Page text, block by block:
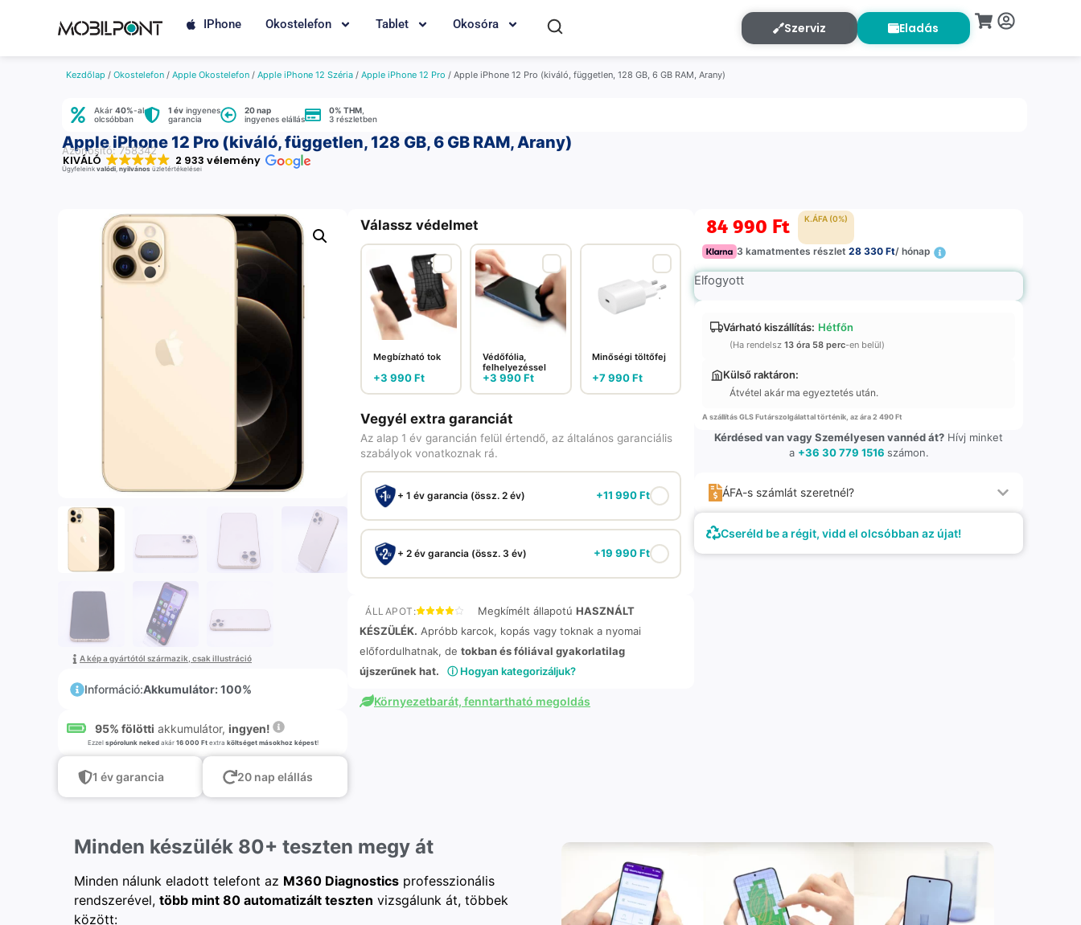
IPhone Okostelefon Tablet Okosóra Szerviz Eladás
Kezdőlap / Okostelefon / Apple Okostelefon / Apple iPhone 12 Széria / Apple iPhone 12 Pro / Apple iPhone 12 Pro (kiváló, független, 128 GB, 6 GB RAM, Arany)
Akár 40%-al
olcsóbban
1 év ingyenes
garancia
20 nap
ingyenes elállás
0% THM
3 részletben
Apple iPhone 12 Pro (kiváló, független, 128 GB, 6 GB RAM, Arany)
Azonosító: 758342
KIVÁLÓ 2 933 vélemény
Ügyfeleink valódi, nyilvános üzletértékelései
A kép a gyártótól származik, csak illustráció
Információ:Akkumulátor: 100%
95% fölötti akkumulátor, ingyen!
Ezzel spórolunk nekedakár 16 000 Ftextra költséget másokhoz képest!
1 év garancia 20 nap elállás
Válassz védelmet
Megbízható tok
+3 990Ft
Védőfólia,
felhelyezéssel
+3 990Ft
Minőségi töltőfej
+7 990Ft
Vegyél extra garanciát
Az alap 1 év garancián felül értendő, az általános garanciális
szabályok vonatkoznak rá.
+ 1 év garancia (össz. 2 év) +11 990Ft
+ 2 év garancia (össz. 3 év) +19 990Ft
ÁLLAPOT: Megkímélt állapotú HASZNÁLT
KÉSZÜLÉK. Apróbb karcok, kopás vagy toknak a nyomai
előfordulhatnak, de tokban és fóliával gyakorlatilag
újszerűnek hat.
ⓘ Hogyan kategorizáljuk?
Környezetbarát, fenntartható megoldás
84 990 Ft K.ÁFA (0%)
3 kamatmentes részlet28 330 Ft/ hónap
Elfogyott
Várható kiszállítás: Hétfőn
(Ha rendelsz13 óra 58 perc-en belül)
Külső raktáron:
Átvétel akár ma egyeztetés után.
A szállítás GLS Futárszolgálattal történik, az ára 2 490 Ft
Kérdésed van vagy Személyesen vannéd át? Hívj minket
a +36 30 779 1516 számon.
ÁFA-s számlát szeretnél?
Cseréld be a régit, vidd el olcsóbban az újat!
Minden készülék 80+ teszten megy át
Minden nálunk eladott telefont az M360 Diagnostics professzionális
rendszerével, több mint 80 automatizált teszten vizsgálunk át, többek
között: